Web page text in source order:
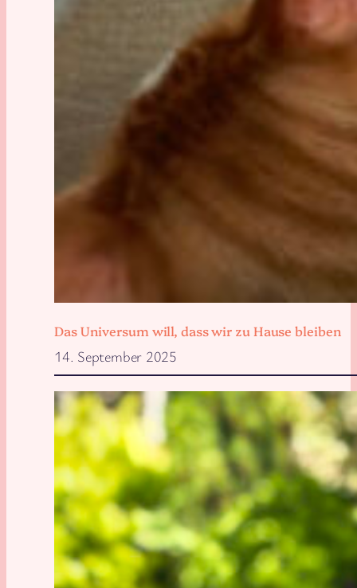
Das Universum will, dass wir zu Hause bleiben
14. September 2025